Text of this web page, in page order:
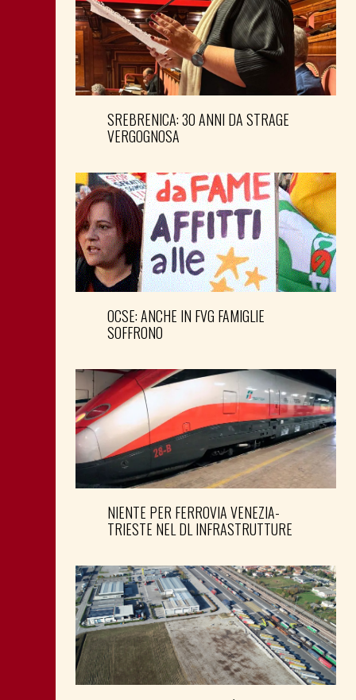
SREBRENICA: 30 ANNI DA STRAGE
VERGOGNOSA
OCSE: ANCHE IN FVG FAMIGLIE
SOFFRONO
NIENTE PER FERROVIA VENEZIA-
TRIESTE NEL DL INFRASTRUTTURE